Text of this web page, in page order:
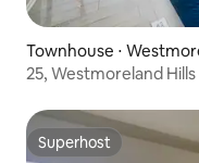
Townhouse ⋅
25, Westmoreland Hills
Superhost
Superhost